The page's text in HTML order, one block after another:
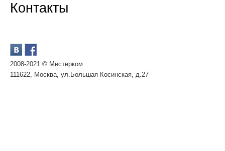
Контакты
2008-2021 © Мистерком
111622, Москва, ул.Большая Косинская, д.27